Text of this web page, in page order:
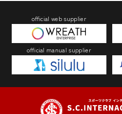
official web supplier
official manual supplier